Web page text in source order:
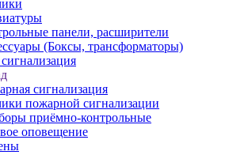
панели, расширители
(Боксы, трансформаторы)
сигнализация
пожарной сигнализации
приёмно-контрольные
оповещение